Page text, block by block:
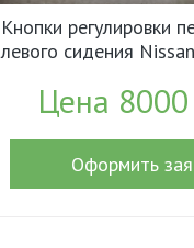
Кнопки регулировки
левого сидения
(18086)Цена 8000
Оформить